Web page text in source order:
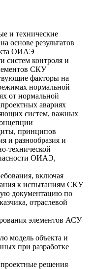
и технические
результатов
ОИАЭ
систем контроля и
СКУ
факторы на
нормальной
от нормальной
авариях
систем, важных
принципов
и разнообразия и
технической
ОИАЭ,
включая
к испытаниям СКУ
документацию по
отраслевой
элементов АСУ
модель объекта и
при разработке
решения